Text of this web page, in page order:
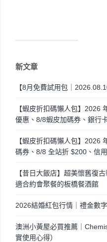
新文章
【8月免費試用包｜
【蝦皮折扣碼懶人包】2026
優惠、8/8蝦皮加碼券、銀行
【蝦皮折扣碼懶人包】2026
碼券、8/8 全站折 $200、信
【昔日大飯店】超美懷舊復
適合約會聚餐的板橋餐酒館
2026結婚紅包行情｜禮金數
澳洲小黃屋必買推薦｜
實使用心得）